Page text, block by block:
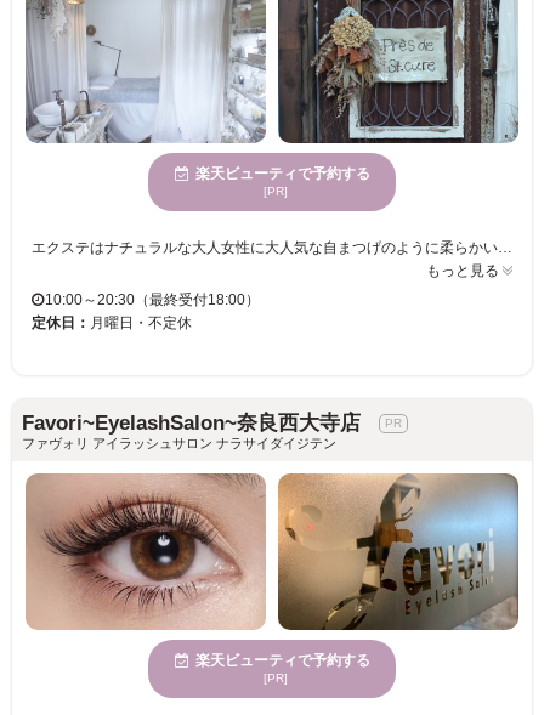
楽天ビューティで予約する
[PR]
もっと見る
10:00～20:30（最終受付18:00）
定休日： 月曜日・不定休
Favori~EyelashSalon~奈良西大寺店
ファヴォリ アイラッシュサロン ナラサイダイジテン
楽天ビューティで予約する
[PR]